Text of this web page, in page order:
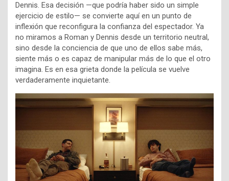
Dennis. Esa decisión —que podría haber sido un simple
ejercicio de estilo— se convierte aquí en un punto de
inflexión que reconfigura la confianza del espectador. Ya
no miramos a Roman y Dennis desde un territorio neutral,
sino desde la conciencia de que uno de ellos sabe más,
siente más o es capaz de manipular más de lo que el otro
imagina. Es en esa grieta donde la película se vuelve
verdaderamente inquietante.